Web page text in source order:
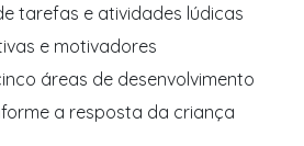
tarefas e atividades lúdicas
e motivadores
áreas de desenvolvimento
a resposta da criança